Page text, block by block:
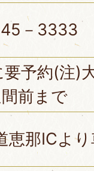
－3333
予約(注)
前まで
恵那ICよ